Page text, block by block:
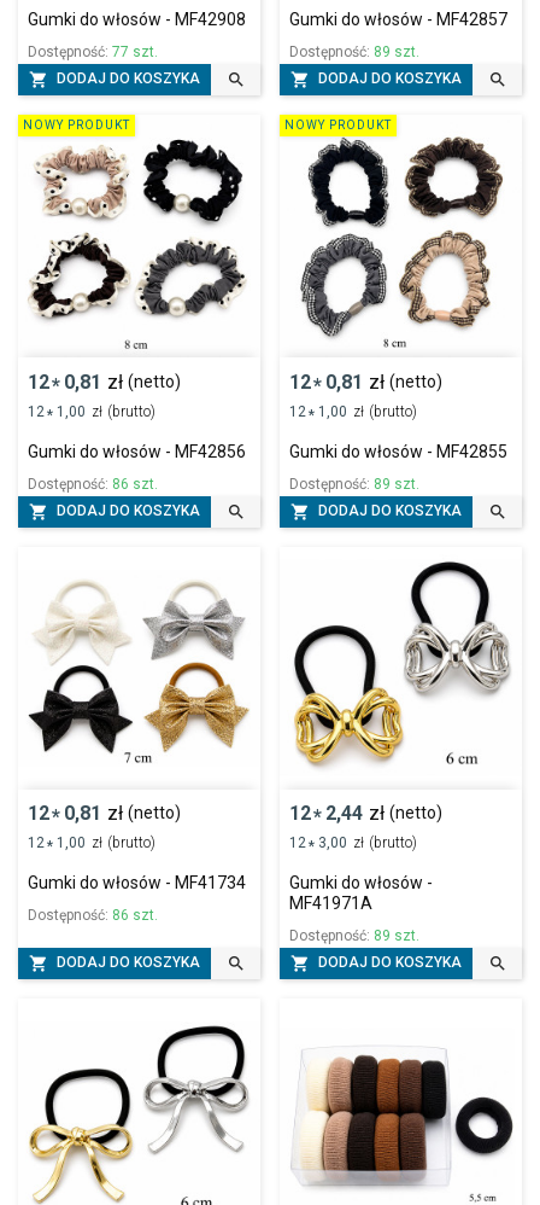
Gumki do włosów - MF42908
Dostępność: 77 szt.
 DODAJ DO KOSZYKA 
Gumki do włosów - MF42857
Dostępność: 89 szt.
 DODAJ DO KOSZYKA 
12* 0,81 zł (netto)
12 * 1,00 zł (brutto)
Gumki do włosów - MF42856
Dostępność: 86 szt.
 DODAJ DO KOSZYKA 
NOWY PRODUKT
12* 0,81 zł (netto)
12 * 1,00 zł (brutto)
Gumki do włosów - MF42855
Dostępność: 89 szt.
 DODAJ DO KOSZYKA 
NOWY PRODUKT
12* 0,81 zł (netto)
12* 1,00 zł (brutto)
Gumki do włosów - MF41734
Dostępność: 86 szt.
 DODAJ DO KOSZYKA 
12* 2,44 zł (netto)
12* 3,00 zł (brutto)
Gumki do włosów -
MF41971A
Dostępność: 89 szt.
 DODAJ DO KOSZYKA 